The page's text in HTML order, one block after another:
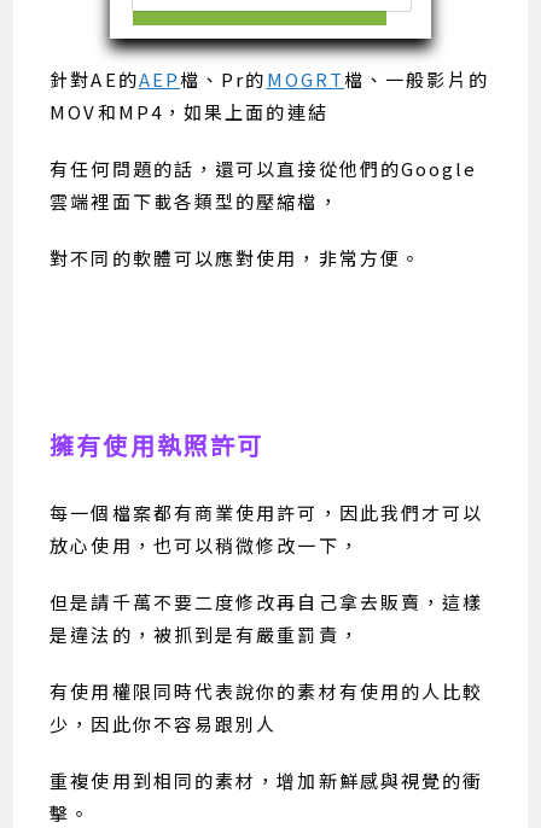
針對AE的AEP檔、Pr的MOGRT檔、一般影片的
MOV和MP4，如果上面的連結
有任何問題的話，還可以直接從他們的Google
雲端裡面下載各類型的壓縮檔，
對不同的軟體可以應對使用，非常方便。
擁有使用執照許可
每一個檔案都有商業使用許可，因此我們才可以
放心使用，也可以稍微修改一下，
但是請千萬不要二度修改再自己拿去販賣，這樣
是違法的，被抓到是有嚴重罰責，
有使用權限同時代表說你的素材有使用的人比較
少，因此你不容易跟別人
重複使用到相同的素材，增加新鮮感與視覺的衝
擊。